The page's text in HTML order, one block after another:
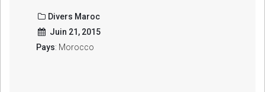
Divers Maroc
Juin 21, 2015
Pays: Morocco